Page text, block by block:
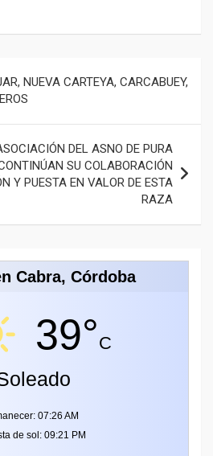
NUEVA CARTEYA, CARCABUEY,
DEL ASNO DE PURA
SU COLABORACIÓN
Y PUESTA EN VALOR DE ESTA
RAZA
Cabra, Córdoba
39°C
07:26 AM
de sol: 09:21 PM